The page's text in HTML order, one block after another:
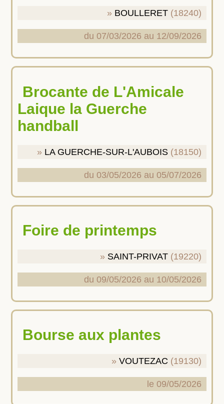
BOULLERET (18240)
du 07/03/2026 au 12/09/2026
Brocante de L'Amicale
Laique la Guerche
handball
LA GUERCHE-SUR-L'AUBOIS (18150)
du 03/05/2026 au 05/07/2026
Foire de printemps
SAINT-PRIVAT (19220)
du 09/05/2026 au 10/05/2026
Bourse aux plantes
VOUTEZAC (19130)
le 09/05/2026